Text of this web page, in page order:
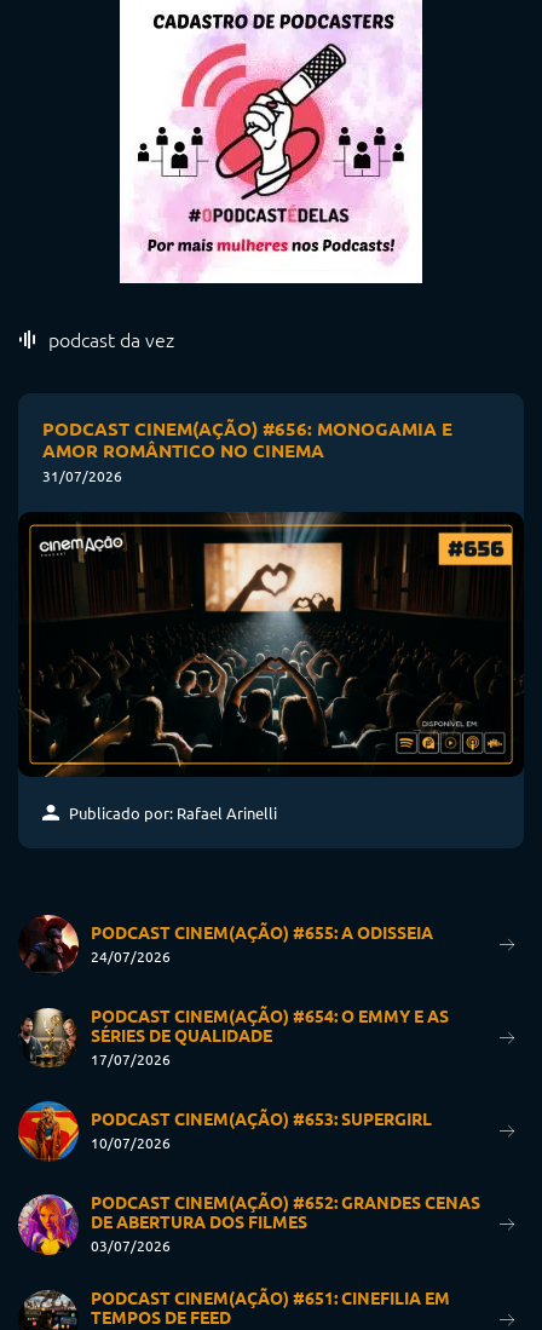
podcast da vez
PODCAST CINEM(AÇÃO) #656: MONOGAMIA E
AMOR ROMÂNTICO NO CINEMA
31/07/2026
Publicado por: Rafael Arinelli
PODCAST CINEM(AÇÃO) #655: A ODISSEIA
24/07/2026
PODCAST CINEM(AÇÃO) #654: O EMMY E AS
SÉRIES DE QUALIDADE
17/07/2026
PODCAST CINEM(AÇÃO) #653: SUPERGIRL
10/07/2026
PODCAST CINEM(AÇÃO) #652: GRANDES CENAS
DE ABERTURA DOS FILMES
03/07/2026
PODCAST CINEM(AÇÃO) #651: CINEFILIA EM
TEMPOS DE FEED